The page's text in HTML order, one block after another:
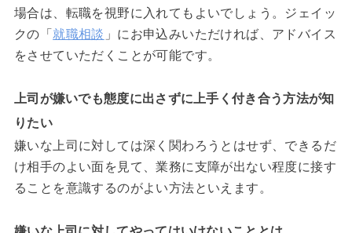
場合は、転職を視野に入れてもよいでしょう。ジェイッ
クの「就職相談 」にお申込みいただければ、アドバイス
をさせていただくことが可能です。
上司が嫌いでも態度に出さずに上手く付き合う方法が知
りたい
嫌いな上司に対しては深く関わろうとはせず、できるだ
け相手のよい面を見て、業務に支障が出ない程度に接す
ることを意識するのがよい方法といえます。